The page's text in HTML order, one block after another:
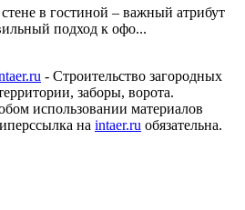
в гостиной – важный атрибут
подход к офо...
- Cтроительство загородных
заборы, ворота.
использовании материалов
на intaer.ru обязательна.